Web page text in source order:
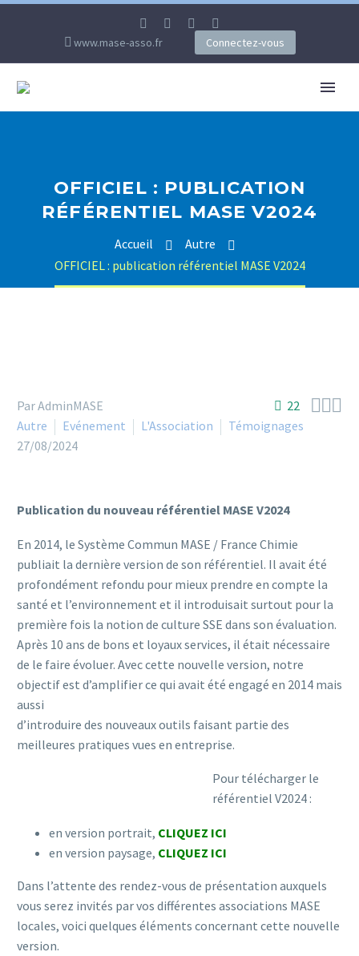
www.mase-asso.fr Connectez-vous
OFFICIEL : PUBLICATION
RÉFÉRENTIEL MASE V2024
Accueil
Autre
OFFICIEL : publication référentiel MASE V2024
22 
Par AdminMASE
Autre
Evénement L'Association
Témoignages
27/08/2024
Publication du nouveau référentiel MASE V2024
En 2014, le Système Commun MASE / France Chimie
publiait la dernière version de son référentiel. Il avait été
profondément refondu pour mieux prendre en compte la
santé et l’environnement et il introduisait surtout pour la
première fois la notion de culture SSE dans son évaluation.
Après 10 ans de bons et loyaux services, il était nécessaire
de le faire évoluer. Avec cette nouvelle version, notre
objectif est d’amplifier ce qui avait été engagé en 2014 mais
aussi
d’introduire des nouveaux outils faisant partie des
meilleures pratiques vues en entreprise.
Pour télécharger le
référentiel V2024 :
en version portrait, CLIQUEZ ICI
en version paysage, CLIQUEZ ICI
Dans l’attente des rendez-vous de présentation auxquels
vous serez invités par vos différentes associations MASE
locales, voici quelques éléments concernant cette nouvelle
version.